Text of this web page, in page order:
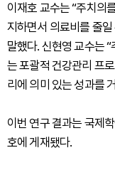
이재호 교수는 “주치의
지하면서 의료비를 줄
말했다. 신현영 교수는
는 포괄적 건강관리 프
리에 의미 있는 성과를
이번 연구 결과는 국제
호에 게재됐다.